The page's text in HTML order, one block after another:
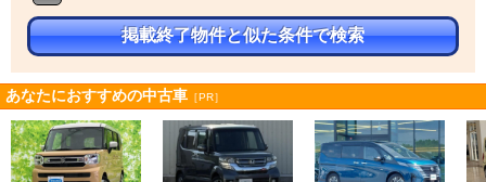
掲載終了物件と似た条件で検索
あなたにおすすめの中古車 ［PR］